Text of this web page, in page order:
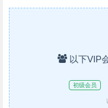
以下VIP
初级会员